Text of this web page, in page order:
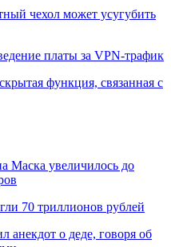
чехол может усугубить
платы за VPN-трафик
функция, связанная с
Маска увеличилось до
70 триллионов рублей
анекдот о деде, говоря об